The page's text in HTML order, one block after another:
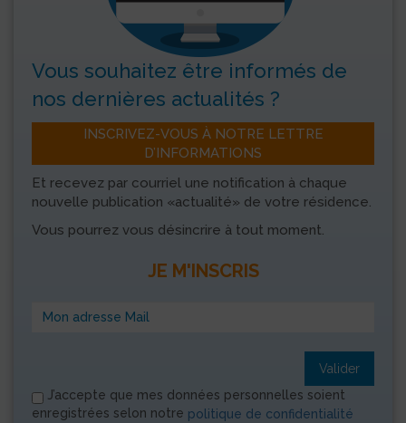
Vous souhaitez être informés de
nos dernières actualités ?
INSCRIVEZ-VOUS À NOTRE LETTRE
D’INFORMATIONS
Et recevez par courriel une notification à chaque
nouvelle publication «actualité» de votre résidence.
Vous pourrez vous désincrire à tout moment.
JE M'INSCRIS
Valider
J’accepte que mes données personnelles soient
enregistrées selon notre politique de confidentialité